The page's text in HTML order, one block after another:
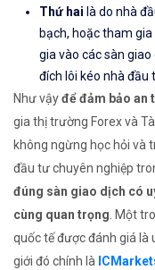
Thứ hai là do nhà
bạch, hoặc tham
gia vào các sàn
đích lôi kéo nhà đầu
Như vậyđể đảm bảo an
gia thị trường Forex và
không ngừng học hỏi và
đầu tư chuyên nghiệp
đúng sàn giao dịch có
cùng quan trọng. Một
quốc tế được đánh giá là
giới đó chính là